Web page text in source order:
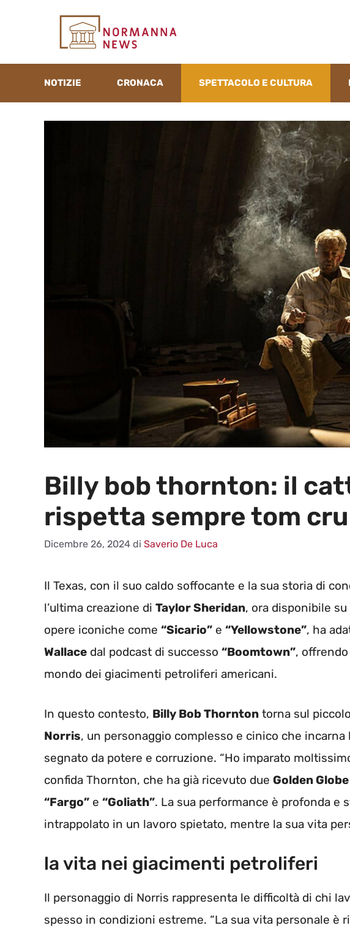
NOTIZIE CRONACA SPETTACOLO E CULTURA
Billy bob thornton: il
rispetta sempre tom
Dicembre 26, 2024 di Saverio De Luca
Il Texas, con il suo caldo soffocante e la sua storia di
l’ultima creazione di Taylor Sheridan, ora disponibile
opere iconiche come “Sicario” e “Yellowstone”, ha
Wallace dal podcast di successo “Boomtown”,
mondo dei giacimenti petroliferi americani.
In questo contesto, Billy Bob Thornton torna sul
Norris, un personaggio complesso e cinico che incarna
segnato da potere e corruzione. “Ho imparato
confida Thornton, che ha già ricevuto due Golden Globe
“Fargo” e “Goliath”. La sua performance è profonda e
intrappolato in un lavoro spietato, mentre la sua vita
la vita nei giacimenti petroliferi
Il personaggio di Norris rappresenta le difficoltà di chi
spesso in condizioni estreme. “La sua vita personale è